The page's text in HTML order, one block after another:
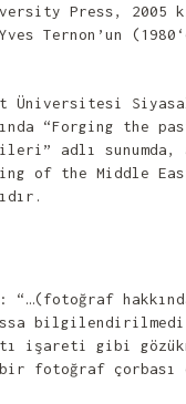
Press, 2005
Ternon’un
Üniversitesi
“Forging the
adlı sunumda,
of the
“…(fotoğraf
işareti gibi
bir fotoğraf